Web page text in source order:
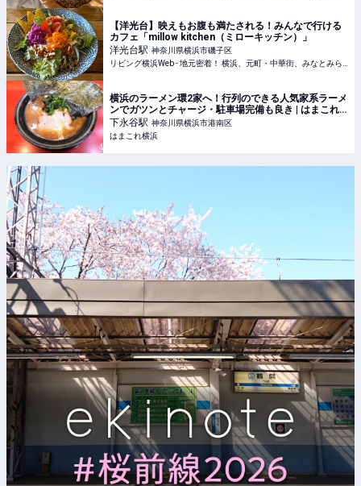
【洋光台】映えもお腹も満たされる！みんなで行ける
カフェ「millow kitchen（ミローキッチン）」
洋光台駅 神奈川県横浜市磯子区
横浜のラーメン環2家へ！行列のできる人気家系ラーメ
ンでガツンとチャージ・駐車場完備も良き | はまこれ
横浜
下永谷駅 神奈川県横浜市港南区
はまこれ横浜